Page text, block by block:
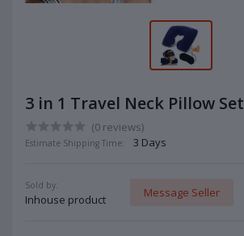
3 in 1 Travel Neck Pillow Set
(0 reviews)
Estimate Shipping Time: 3 Days
Sold by:
Inhouse product
Message Seller